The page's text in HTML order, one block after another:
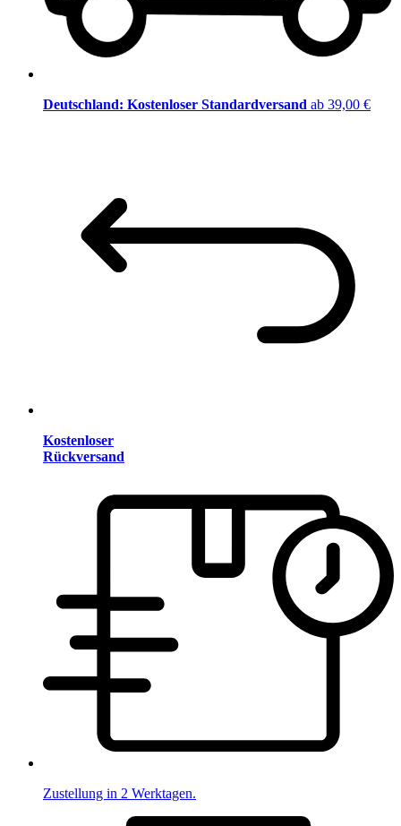
Deutschland: Kostenloser Standardversand ab 39,00 €
Kostenloser
Rückversand
Zustellung in 2 Werktagen.